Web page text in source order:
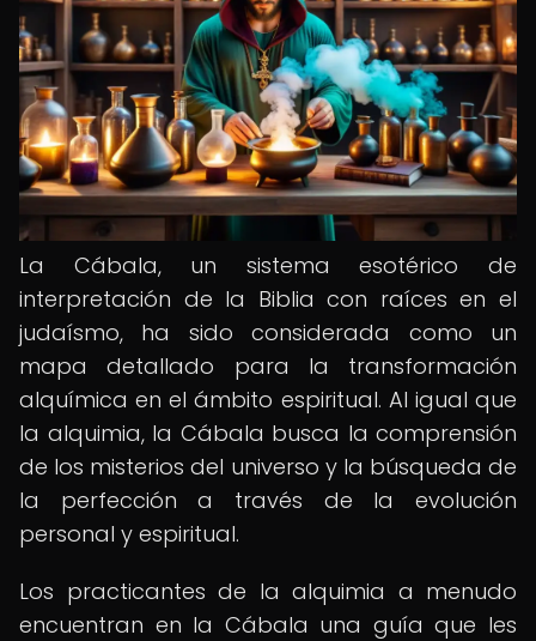
La Cábala, un sistema esotérico de
interpretación de la Biblia con raíces en el
judaísmo, ha sido considerada como un
mapa detallado para la transformación
alquímica en el ámbito espiritual. Al igual que
la alquimia, la Cábala busca la comprensión
de los misterios del universo y la búsqueda de
la perfección a través de la evolución
personal y espiritual.
Los practicantes de la alquimia a menudo
encuentran en la Cábala una guía que les